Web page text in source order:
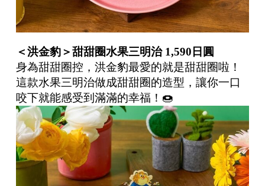
＜洪金豹＞甜甜圈水果三明治1,590 日圓
身為甜甜圈控，洪金豹最愛的就是甜甜圈啦！
這款水果三明治做成甜甜圈的造型，讓你一口
咬下就能感受到滿滿的幸福！🍩